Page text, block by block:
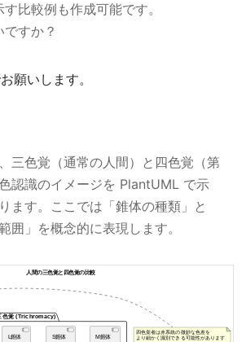
比較例も作成可能です。
すか？
願いします。
三色覚（通常の人間）と四色覚（第
認識のイメージを PlantUML で示
ます。ここでは「錐体の種類」と
囲」を概念的に表現します。